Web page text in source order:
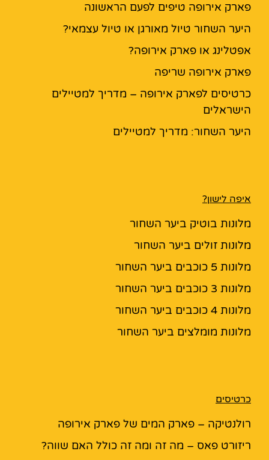
פארק אירופה טיפים לפעם הראשונה
היער השחור טיול מאורגן או טיול עצמאי?
אפטלינג או פארק אירופה?
פארק אירופה שריפה
כרטיסים לפארק אירופה – מדריך למטיילים
הישראלים
היער השחור: מדריך למטיילים
איפה לישון?
מלונות בוטיק ביער השחור
מלונות זולים ביער השחור
מלונות 5 כוכבים ביער השחור
מלונות 3 כוכבים ביער השחור
מלונות 4 כוכבים ביער השחור
מלונות מומלצים ביער השחור
כרטיסים
רולנטיקה – פארק המים של פארק אירופה
ריזורט פאס – מה זה ומה זה כולל האם שווה?